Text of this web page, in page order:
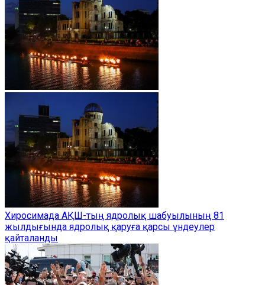
Хиросимада АҚШ-тың ядролық шабуылының 81
жылдығында ядролық қаруға қарсы үндеулер
қайталанды